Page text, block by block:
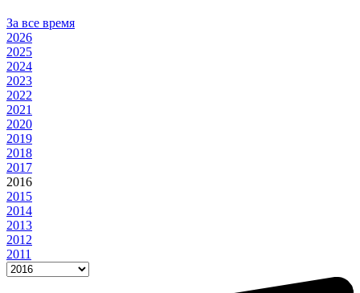
За все время
2026
2025
2024
2023
2022
2021
2020
2019
2018
2017
2016
2015
2014
2013
2012
2011